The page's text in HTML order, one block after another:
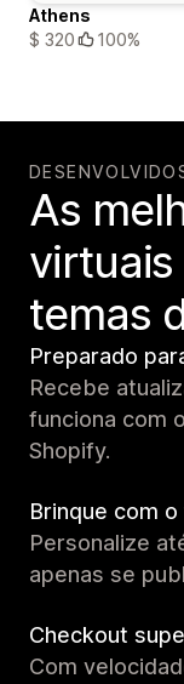
Athens
$ 320
100%
As
temas
Preparado
Recebe
funciona com
Shopify.
Brinque com
Personalize
apenas se
Checkout
Com